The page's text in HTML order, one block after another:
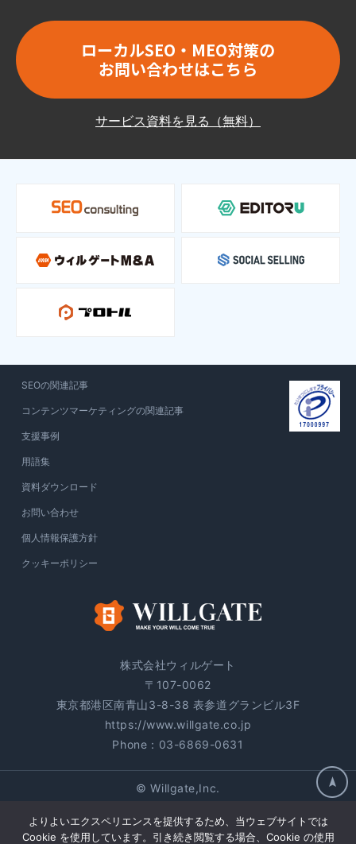
ローカルSEO・MEO対策の
お問い合わせはこちら
サービス資料を見る（無料）
株式会社ウィルゲート
〒107-0062
東京都港区南青山3-8-38 表参道グランビル3F
https://www.willgate.co.jp
Phone： 03-6869-0631
SEOの関連記事
コンテンツマーケティングの関連記事
支援事例
用語集
資料ダウンロード
お問い合わせ
個人情報保護方針
クッキーポリシー
© Willgate,Inc.
よりよいエクスペリエンスを提供するため、当ウェブサイトでは
Cookie を使用しています。引き続き閲覧する場合、Cookie の使用